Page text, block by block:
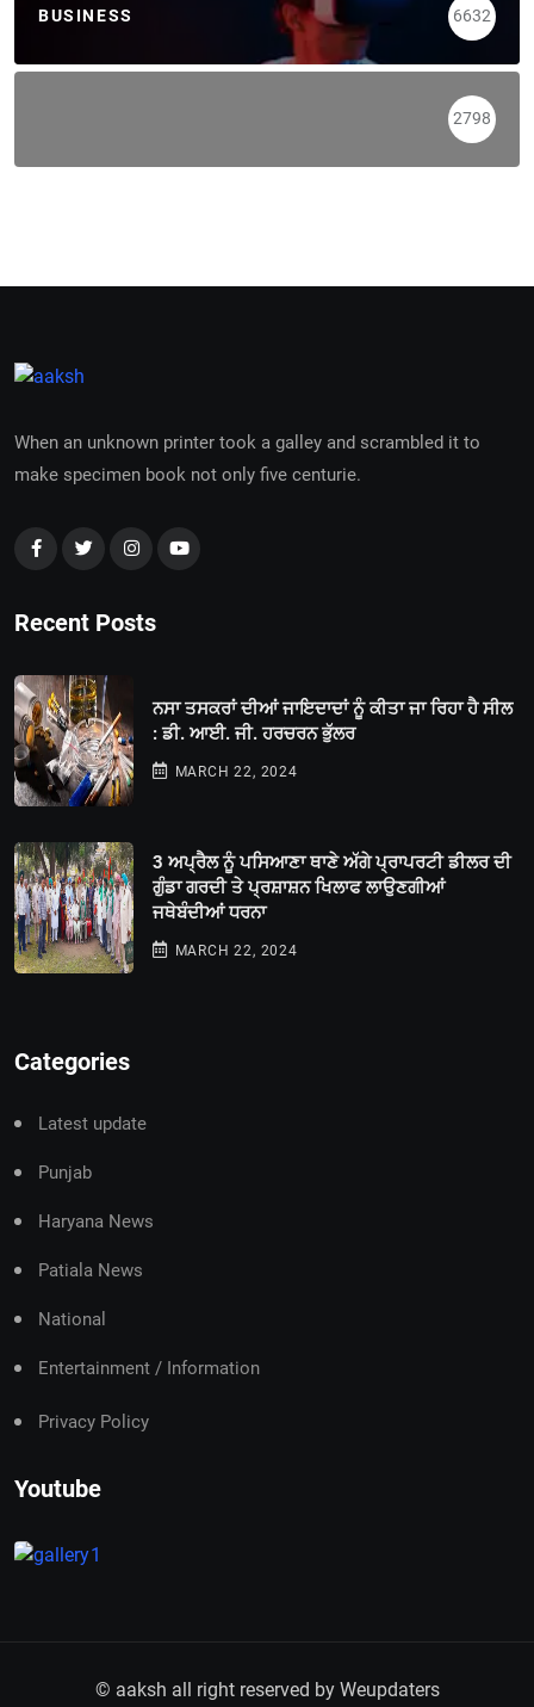
BUSINESS 6632
2798
When an unknown printer took a galley and scrambled it to
make specimen book not only five centurie.
Recent Posts
ਨਸਾ ਤਸਕਰਾਂ ਦੀਆਂ ਜਾਇਦਾਦਾਂ ਨੂੰ ਕੀਤਾ ਜਾ ਰਿਹਾ ਹੈ ਸੀਲ
: ਡੀ. ਆਈ. ਜੀ. ਹਰਚਰਨ ਭੁੱਲਰ
MARCH 22, 2024
3 ਅਪ੍ਰੈਲ ਨੂੰ ਪਸਿਆਣਾ ਥਾਣੇ ਅੱਗੇ ਪ੍ਰਾਪਰਟੀ ਡੀਲਰ ਦੀ
ਗੁੰਡਾ ਗਰਦੀ ਤੇ ਪ੍ਰਸ਼ਾਸ਼ਨ ਖਿਲਾਫ ਲਾਉਣਗੀਆਂ
ਜਥੇਬੰਦੀਆਂ ਧਰਨਾ
MARCH 22, 2024
Categories
Latest update
Punjab
Haryana News
Patiala News
National
Entertainment / Information
Privacy Policy
Youtube
© aaksh all right reserved by Weupdaters